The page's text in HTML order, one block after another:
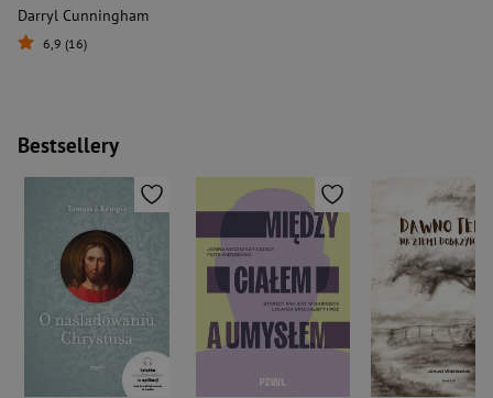
Darryl Cunningham
6,9 (16)
Bestsellery